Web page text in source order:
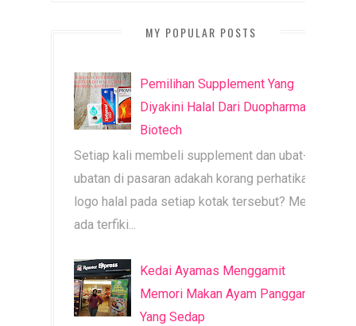
MY POPULAR POSTS
Pemilihan Supplement Yang
Diyakini Halal Dari Duopharma
Biotech
Setiap kali membeli supplement dan ubat-
ubatan di pasaran adakah korang perhatikan
logo halal pada setiap kotak tersebut? Mesti
ada terfiki...
Kedai Ayamas Menggamit
Memori Makan Ayam Panggang
Yang Sedap